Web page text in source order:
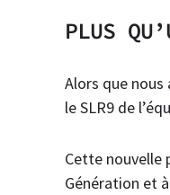
PLUS
Alors que
le SLR9 de
Cette nouvelle
Génération et